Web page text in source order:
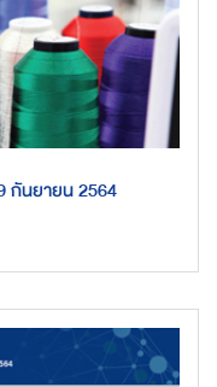
กันยายน 2564